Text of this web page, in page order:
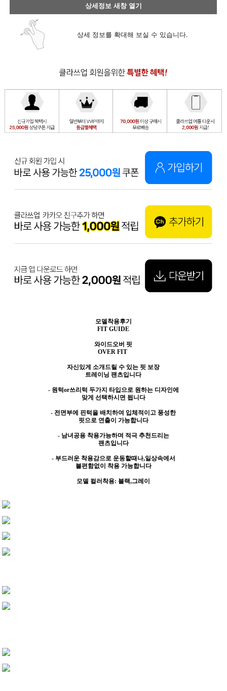
상세정보 새창 열기
상세 정보를 확대해 보실 수 있습니다.
모델착용후기
FIT GUIDE
와이드오버 핏
OVER FIT
자신있게 소개드릴 수 있는 핏 보장
트레이닝 팬츠입니다
- 원턱or쓰리턱 두가지 타입으로 원하는 디자인에
맞게 선택하시면 됩니다
- 전면부에 핀턱을 배치하여 입체적이고 풍성한
핏으로 연출이 가능합니다
- 남녀공용 착용가능하며 적극 추천드리는
팬츠입니다
- 부드러운 착용감으로 운동할때나,일상속에서
불편함없이 착용 가능합니다
모델 컬러착용: 블랙,그레이